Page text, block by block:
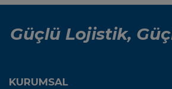
Güçlü Lojistik,
KURUMSAL